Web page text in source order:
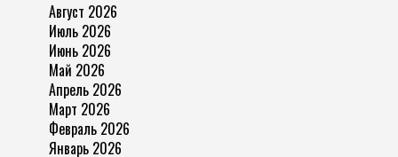
Август 2026
Июль 2026
Июнь 2026
Май 2026
Апрель 2026
Март 2026
Февраль 2026
Январь 2026